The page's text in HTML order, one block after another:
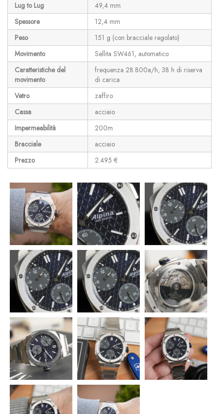
Lug to Lug
49,4 mm
Spessore
12,4 mm
Peso
151 g (con bracciale regolato)
Movimento
Sellita SW461, automatico
Caratteristiche del
movimento
frequenza 28.800a/h, 38 h di riserva
di carica
Vetro
zaffiro
Cassa
acciaio
Impermeabilità
200m
Bracciale
acciaio
Prezzo
2.495 €